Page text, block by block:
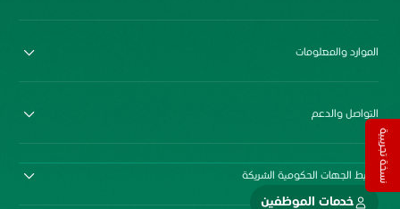
الموارد والمعلومات
التواصل والدعم
روابط الجهات الحكومية الشريكة
خدمات الموظفين
نسخة تجريبية